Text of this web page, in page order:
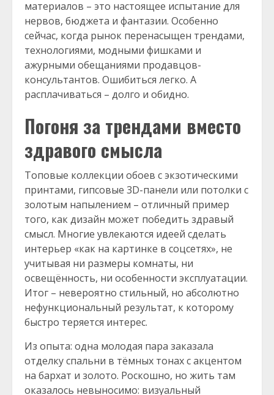
материалов – это настоящее испытание для
нервов, бюджета и фантазии. Особенно
сейчас, когда рынок перенасыщен трендами,
технологиями, модными фишками и
ажурными обещаниями продавцов-
консультантов. Ошибиться легко. А
расплачиваться – долго и обидно.
Погоня за трендами вместо
здравого смысла
Топовые коллекции обоев с экзотическими
принтами, гипсовые 3D-панели или потолки с
золотым напылением – отличный пример
того, как дизайн может победить здравый
смысл. Многие увлекаются идеей сделать
интерьер «как на картинке в соцсетях», не
учитывая ни размеры комнаты, ни
освещённость, ни особенности эксплуатации.
Итог – невероятно стильный, но абсолютно
нефункциональный результат, к которому
быстро теряется интерес.
Из опыта: одна молодая пара заказала
отделку спальни в тёмных тонах с акцентом
на бархат и золото. Роскошно, но жить там
оказалось невыносимо: визуальный